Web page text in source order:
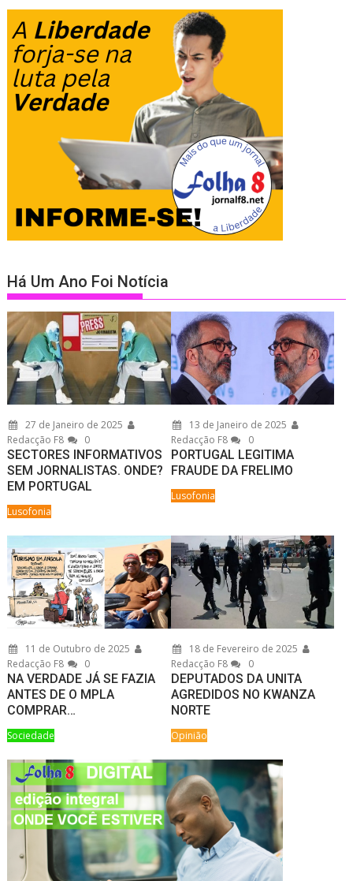
Há Um Ano Foi Notícia
27 de Janeiro de 2025
Redacção F8
0
SECTORES INFORMATIVOS
SEM JORNALISTAS. ONDE?
EM PORTUGAL
Lusofonia
13 de Janeiro de 2025
Redacção F8
0
PORTUGAL LEGITIMA
FRAUDE DA FRELIMO
Lusofonia
11 de Outubro de 2025
Redacção F8
0
NA VERDADE JÁ SE FAZIA
ANTES DE O MPLA
COMPRAR…
Sociedade
18 de Fevereiro de 2025
Redacção F8
0
DEPUTADOS DA UNITA
AGREDIDOS NO KWANZA
NORTE
Opinião